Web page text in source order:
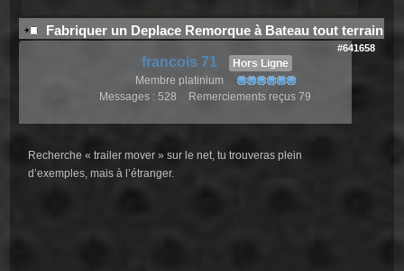
Fabriquer un Deplace Remorque à Bateau tout terrain
#641658
francois 71
Hors Ligne
Membre platinium
Messages : 528
Remerciements reçus 79
Recherche « trailer mover » sur le net, tu trouveras plein
d’exemples, mais à l’étranger.